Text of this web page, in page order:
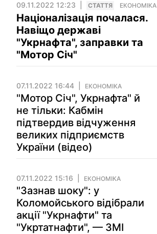
09.11.2022 12:23 СТАТТЯ ЕКОНОМІКА
Націоналізація почалася.
Навіщо державі
"Укрнафта", заправки та
"Мотор Січ"
07.11.2022 16:44 ЕКОНОМІКА
"Мотор Січ", Укрнафта" й
не тільки: Кабмін
підтвердив відчуження
великих підприємств
України (відео)
07.11.2022 15:16 ЕКОНОМІКА
"Зазнав шоку": у
Коломойського відібрали
акції "Укрнафти" та
"Укртатнафти", — ЗМІ